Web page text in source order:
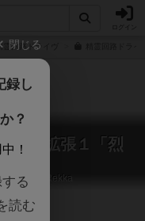
霊回路ドライヴ
ロ 拡張１「烈
Rekka
閉じる
録し
？
！
る
読む